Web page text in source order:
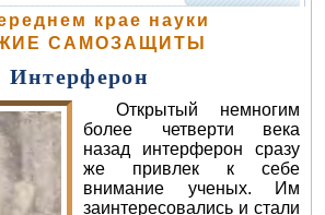
крае науки
САМОЗАЩИТЫ
Интерферон
Открытый немногим
более четверти века
назад интерферон сразу
же привлек к себе
внимание ученых. Им
заинтересовались и стали